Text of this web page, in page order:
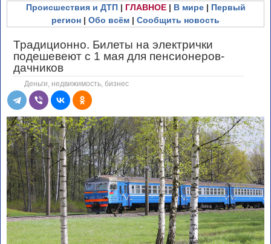
Происшествия и ДТП| ГЛАВНОЕ| В мире| Первый
регион | Обо всём | Сообщить новость
Традиционно. Билеты на электрички
подешевеют с 1 мая для пенсионеров-
дачников
Деньги, недвижимость, бизнес